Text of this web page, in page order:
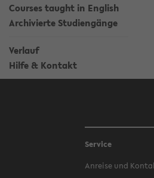
Courses taught in English
Archivierte Studiengänge
Verlauf
Hilfe & Kontakt
Service
Anreise und